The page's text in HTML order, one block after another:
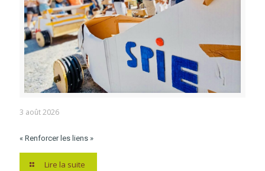
3 août 2026
« Renforcer les liens »
Lire la suite